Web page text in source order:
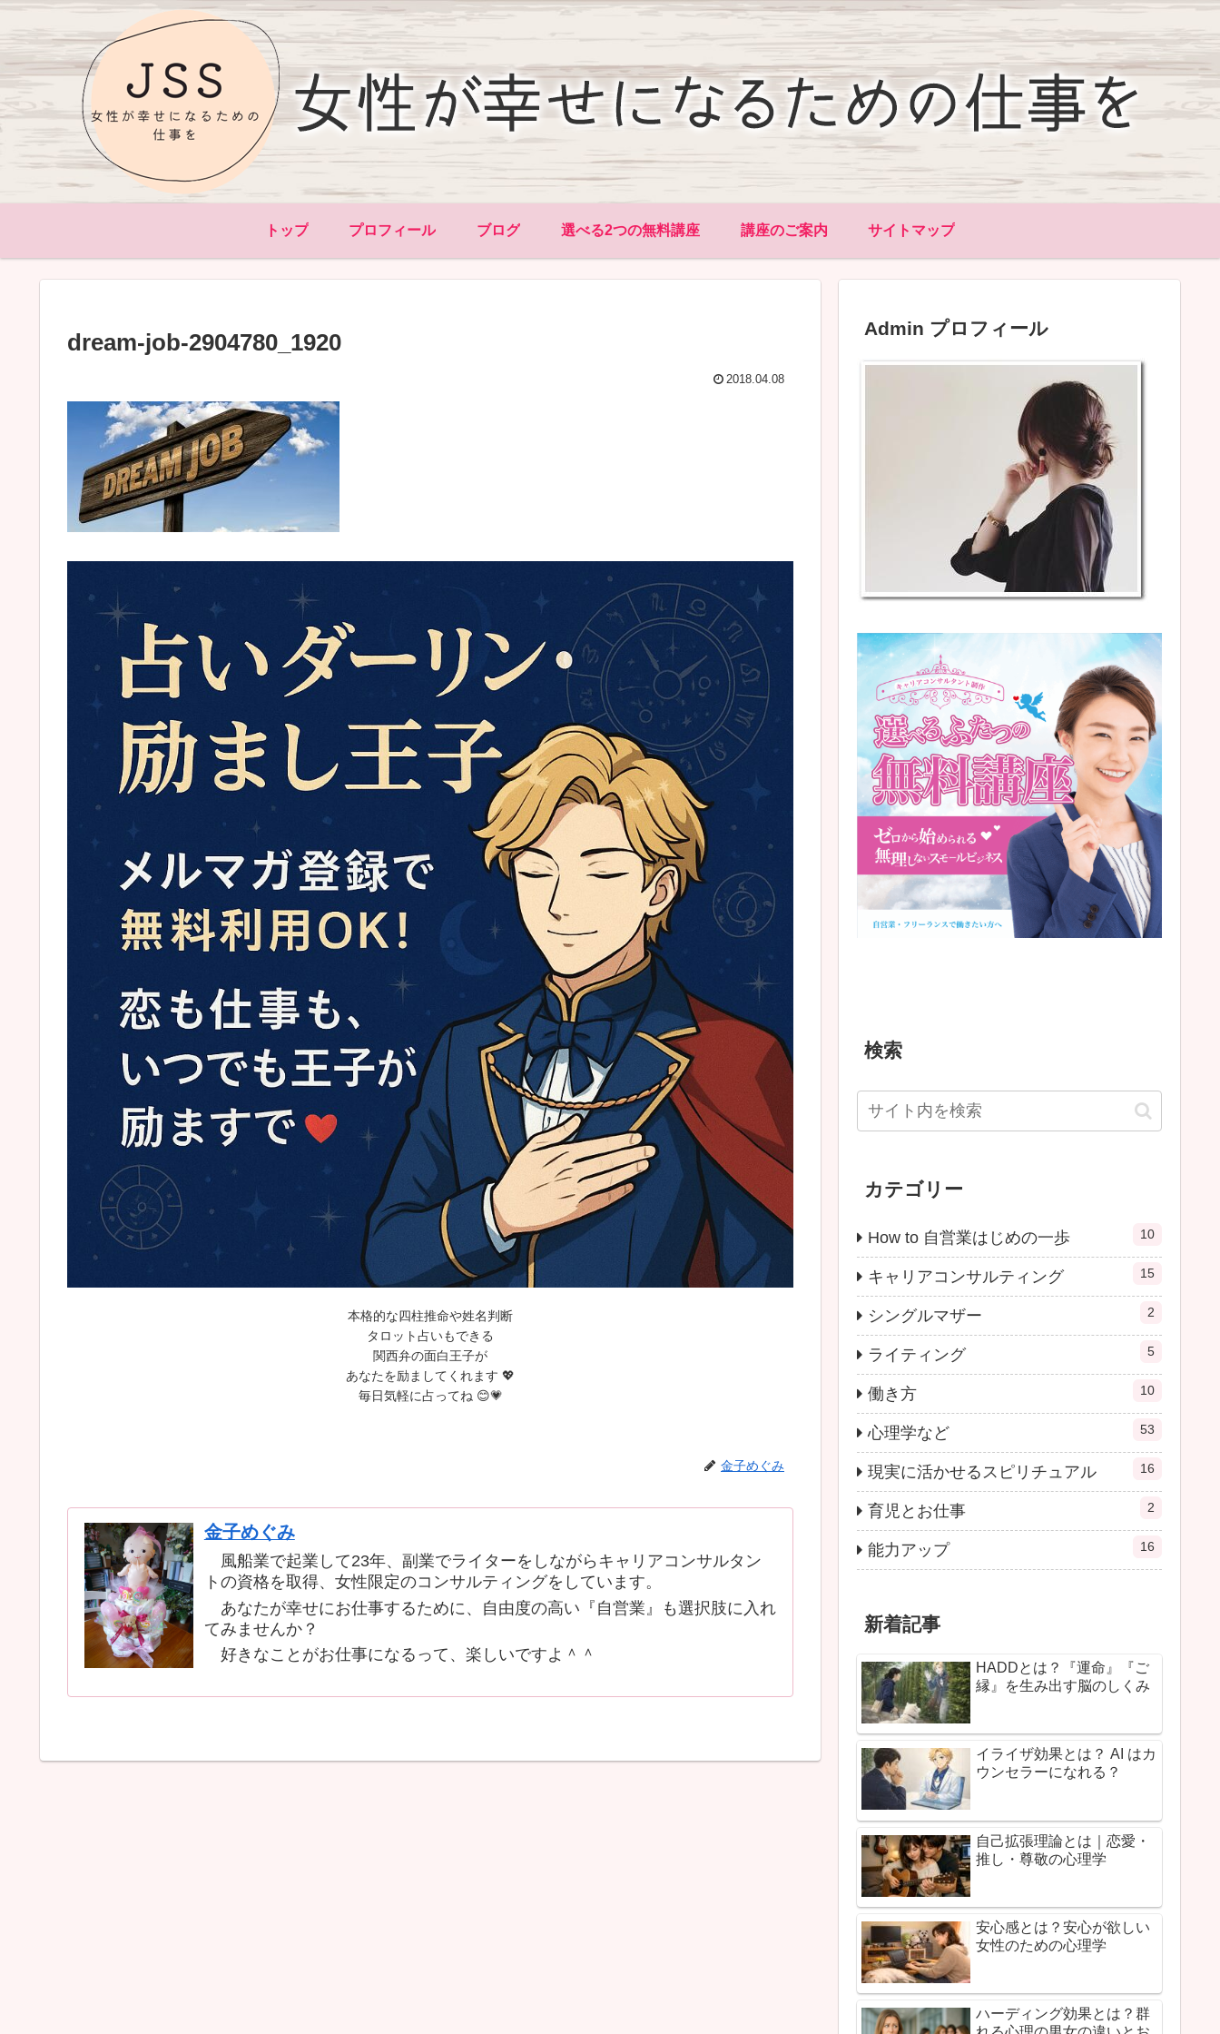
トップ プロフィール ブログ 選べる2つの無料講座 講座のご案内 サイトマップ
dream-job-2904780_1920
2018.04.08
本格的な四柱推命や姓名判断
タロット占いもできる
関西弁の面白王子が
あなたを励ましてくれます 💖
毎日気軽に占ってね 😊💗
金子めぐみ
金子めぐみ
風船業で起業して23年、副業でライターをしながらキャリアコンサルタン
トの資格を取得、女性限定のコンサルティングをしています。
あなたが幸せにお仕事するために、自由度の高い『自営業』も選択肢に入れ
てみませんか？
好きなことがお仕事になるって、楽しいですよ＾＾
Admin プロフィール
検索
カテゴリー
How to 自営業はじめの一歩 10
キャリアコンサルティング 15
シングルマザー 2
ライティング 5
働き方 10
心理学など 53
現実に活かせるスピリチュアル 16
育児とお仕事 2
能力アップ 16
新着記事
HADDとは？『運命』『ご
縁』を生み出す脳のしくみ
イライザ効果とは？ AI はカ
ウンセラーになれる？
自己拡張理論とは｜恋愛・
推し・尊敬の心理学
安心感とは？安心が欲しい
女性のための心理学
ハーディング効果とは？群